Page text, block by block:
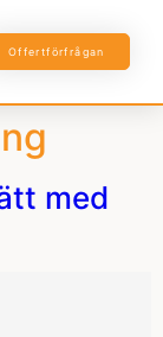
Offertförfrågan
med